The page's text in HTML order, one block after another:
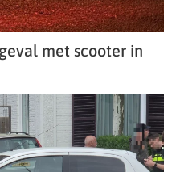
met scooter in